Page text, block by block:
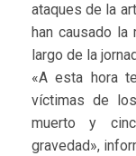
ataques de la
han causado
largo de la
«A esta hora
víctimas de
muerto y
gravedad»,